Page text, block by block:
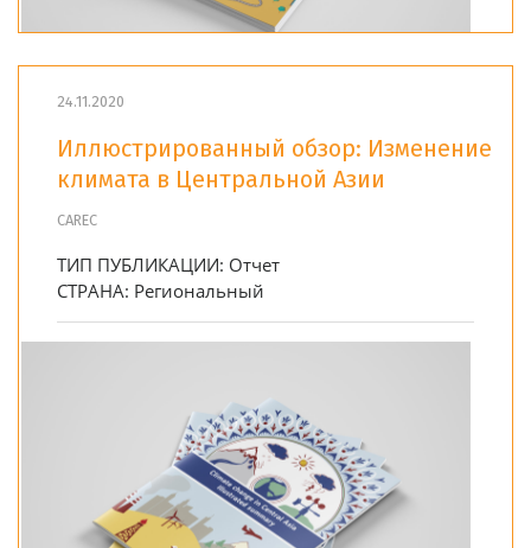
24.11.2020
Иллюстрированный обзор: Изменение
климата в Центральной Азии
CAREC
ТИП ПУБЛИКАЦИИ: Отчет
СТРАНА: Региональный